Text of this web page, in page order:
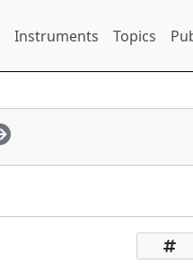
Instruments Topics